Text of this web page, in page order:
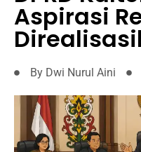
Aspirasi
By Dwi Nurul Aini